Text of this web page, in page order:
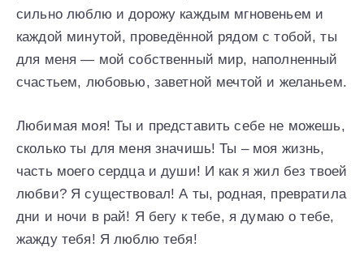
сильно люблю и дорожу каждым мгновеньем и
каждой минутой, проведённой рядом с тобой, ты
для меня — мой собственный мир, наполненный
счастьем, любовью, заветной мечтой и желаньем.
Любимая моя! Ты и представить себе не можешь,
сколько ты для меня значишь! Ты – моя жизнь,
часть моего сердца и души! И как я жил без твоей
любви? Я существовал! А ты, родная, превратила
дни и ночи в рай! Я бегу к тебе, я думаю о тебе,
жажду тебя! Я люблю тебя!